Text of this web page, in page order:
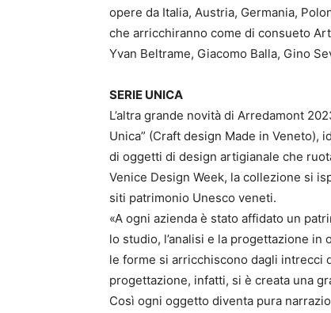
opere da Italia, Austria, Germania,
che arricchiranno come di consueto
Yvan Beltrame, Giacomo Balla, Gino
SERIE UNICA
L’altra grande novità di Arredamont
Unica” (Craft design Made in Veneto),
di oggetti di design artigianale che
Venice Design Week, la collezione si
siti patrimonio Unesco veneti.
«A ogni azienda è stato affidato un
lo studio, l’analisi e la progettazione
le forme si arricchiscono dagli intrecci
progettazione, infatti, si è creata una
Così ogni oggetto diventa pura